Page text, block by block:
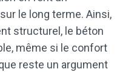
le long terme. Ainsi,
structurel, le béton
même si le confort
reste un argument